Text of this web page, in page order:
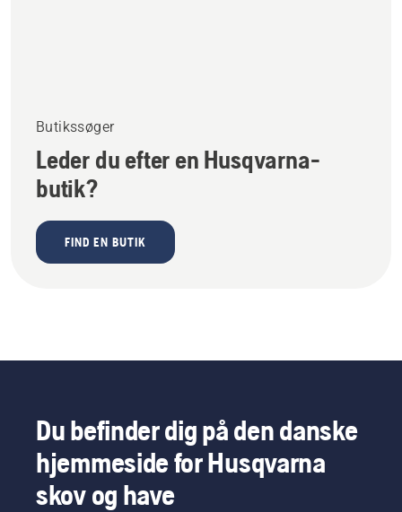
Butikssøger
Leder du efter en Husqvarna-
butik?
FIND EN BUTIK
Du befinder dig på den danske
hjemmeside for Husqvarna
skov og have